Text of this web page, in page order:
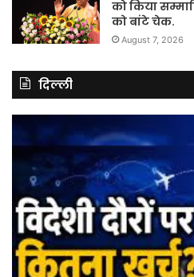
को किया
को बांटे चेक.
August 7, 2026
दिल्ली